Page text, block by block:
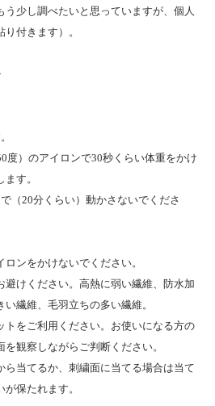
う少し調べたいと思っていますが、個人
付きます）。
度）のアイロンで30秒くらい体重をかけ
す。
（20分くらい）動かさないでくださ
ンをかけないでください。
避けください。高熱に弱い繊維、防水加
繊維、毛羽立ちの多い繊維。
トをご利用ください。お使いになる方の
観察しながらご判断ください。
ら当てるか、刺繍面に当てる場合は当て
保たれます。